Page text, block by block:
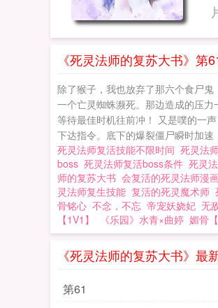
《死灵法师的复苏大书》第
除了猴子，我也放弃了那六个食尸
一个亡灵蜘蛛濒死。那边造成的压
等待最佳时机往前冲！ 又是噗的一
下达指令。底下的爆裂僵尸瞬时加
死灵法师复活技能不限时间 死灵法
boss 死灵法师复活boss条件 死灵
师的复苏大书 会复活的死灵法师漫
灵法师复生技能 复活的死灵魔术师
骨铭心 不念，不忘 帝宠妖娆妃 无
【1V1】
《乐园》水青×曲婷 媚骨
《死灵法师的复苏大书》最
第61